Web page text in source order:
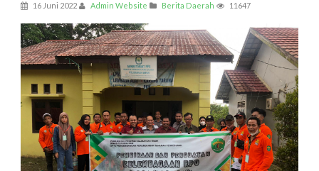
16 Juni 2022 Admin Website Berita Daerah 11647